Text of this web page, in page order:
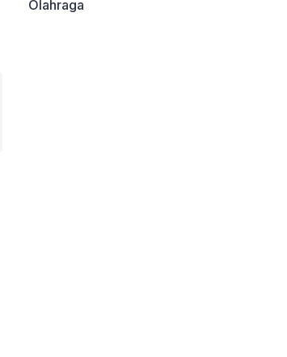
Olahraga